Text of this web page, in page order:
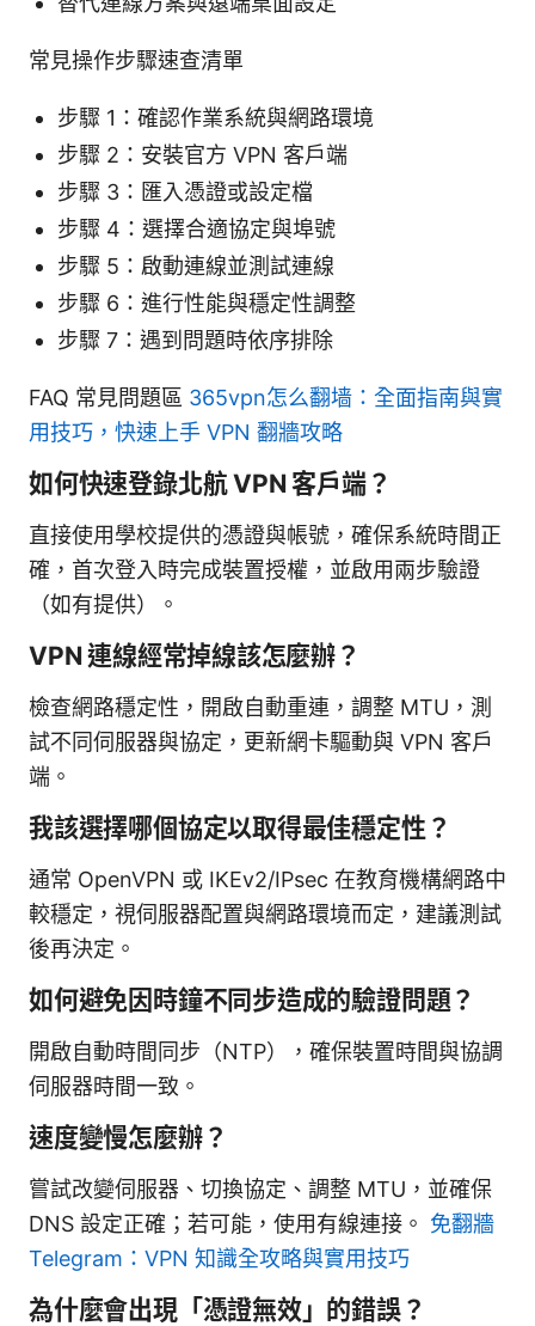
常見操作步驟速查清單
步驟 1：確認作業系統與網路環境
步驟 2：安裝官方 VPN 客戶端
步驟 3：匯入憑證或設定檔
步驟 4：選擇合適協定與埠號
步驟 5：啟動連線並測試連線
步驟 6：進行性能與穩定性調整
步驟 7：遇到問題時依序排除
FAQ 常見問題區 365vpn怎么翻墙：全面指南與實
用技巧，快速上手 VPN 翻牆攻略
如何快速登錄北航 VPN 客戶端？
直接使用學校提供的憑證與帳號，確保系統時間正
確，首次登入時完成裝置授權，並啟用兩步驗證
（如有提供）。
VPN 連線經常掉線該怎麼辦？
檢查網路穩定性，開啟自動重連，調整 MTU，測
試不同伺服器與協定，更新網卡驅動與 VPN 客戶
端。
我該選擇哪個協定以取得最佳穩定性？
通常 OpenVPN 或 IKEv2/IPsec 在教育機構網路中
較穩定，視伺服器配置與網路環境而定，建議測試
後再決定。
如何避免因時鐘不同步造成的驗證問題？
開啟自動時間同步（NTP），確保裝置時間與協調
伺服器時間一致。
速度變慢怎麼辦？
嘗試改變伺服器、切換協定、調整 MTU，並確保
DNS 設定正確；若可能，使用有線連接。 免翻牆
Telegram：VPN 知識全攻略與實用技巧
為什麼會出現「憑證無效」的錯誤？